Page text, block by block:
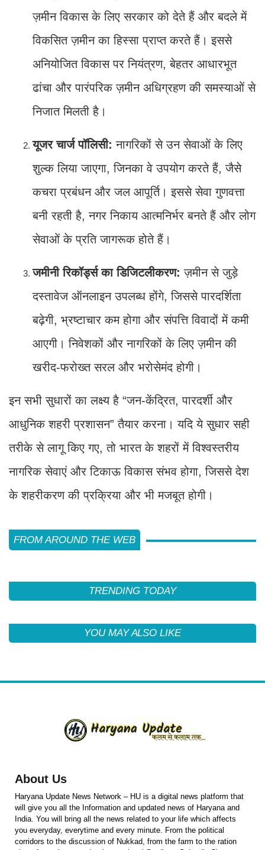
ज़मीन विकास के लिए सरकार को देते हैं और बदले में
विकसित ज़मीन का हिस्सा प्राप्त करते हैं। इससे
अनियोजित विकास पर नियंत्रण, बेहतर आधारभूत
ढांचा और पारंपरिक ज़मीन अधिग्रहण की समस्याओं से
निजात मिलती है।
यूजर चार्ज पॉलिसी: नागरिकों से उन सेवाओं के लिए
शुल्क लिया जाएगा, जिनका वे उपयोग करते हैं, जैसे
कचरा प्रबंधन और जल आपूर्ति। इससे सेवा गुणवत्ता
बनी रहती है, नगर निकाय आत्मनिर्भर बनते हैं और लोग
सेवाओं के प्रति जागरूक होते हैं।
जमीनी रिकॉर्ड्स का डिजिटलीकरण: ज़मीन से जुड़े
दस्तावेज ऑनलाइन उपलब्ध होंगे, जिससे पारदर्शिता
बढ़ेगी, भ्रष्टाचार कम होगा और संपत्ति विवादों में कमी
आएगी। निवेशकों और नागरिकों के लिए ज़मीन की
खरीद-फरोख्त सरल और भरोसेमंद होगी।
इन सभी सुधारों का लक्ष्य है “जन-केंद्रित, पारदर्शी और
आधुनिक शहरी प्रशासन” तैयार करना। यदि ये सुधार सही
तरीके से लागू किए गए, तो भारत के शहरों में विश्वस्तरीय
नागरिक सेवाएं और टिकाऊ विकास संभव होगा, जिससे देश
के शहरीकरण की प्रक्रिया और भी मजबूत होगी।
FROM AROUND THE WEB
TRENDING TODAY
YOU MAY ALSO LIKE
About Us
Haryana Update News Network – HU is a digital news platform that
will give you all the Information and updated news of Haryana and
India. You will bring all the news related to your life which affects
you everyday, everytime and every minute. From the political
corridors to the discussion of Nukkad, from the farm to the ration